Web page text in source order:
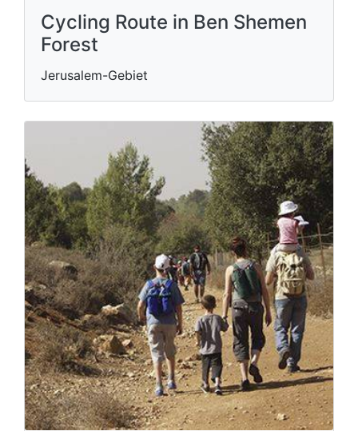
Cycling Route in Ben Shemen
Forest
Jerusalem-Gebiet